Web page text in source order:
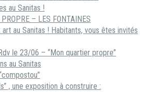
au Sanitas !
PROPRE – LES FONTAINES
au Sanitas ! Habitants, vous êtes invités
le 23/06 – “Mon quartier propre”
au Sanitas
, une exposition à construire :